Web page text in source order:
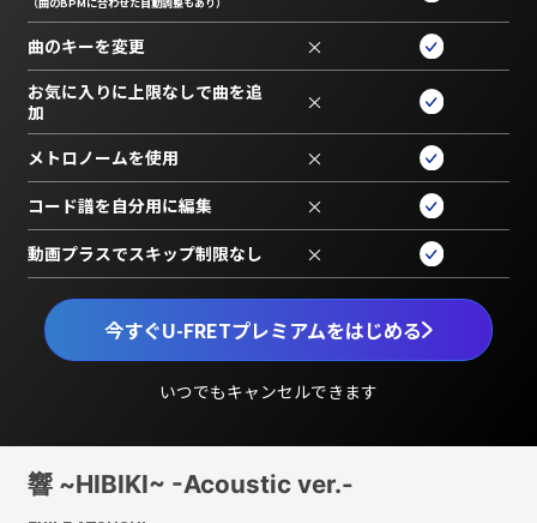
今すぐU-FRETプレミアムをはじめる
いつでもキャンセルできます
曲のキーを変更 ×
お気に入りに上限なしで曲を追
加
×
メトロノームを使用 ×
コード譜を自分用に編集 ×
動画プラスでスキップ制限なし ×
響 ~HIBIKI~ -Acoustic ver.-